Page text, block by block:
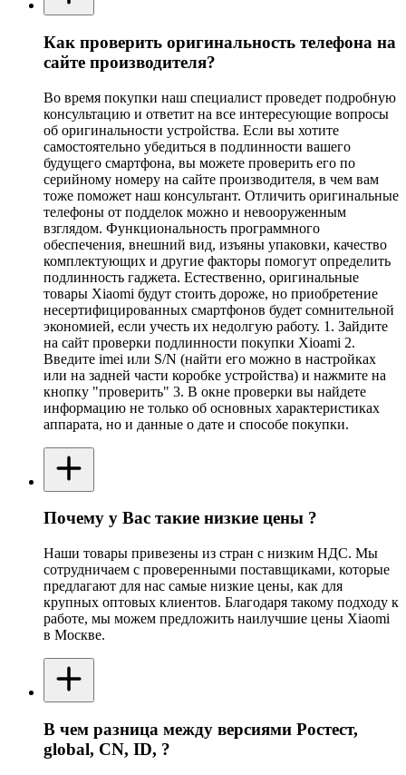
Как проверить оригинальность телефона на
сайте производителя?
Во время покупки наш специалист проведет подробную
консультацию и ответит на все интересующие вопросы
об оригинальности устройства. Если вы хотите
самостоятельно убедиться в подлинности вашего
будущего смартфона, вы можете проверить его по
серийному номеру на сайте производителя, в чем вам
тоже поможет наш консультант. Отличить оригинальные
телефоны от подделок можно и невооруженным
взглядом. Функциональность программного
обеспечения, внешний вид, изъяны упаковки, качество
комплектующих и другие факторы помогут определить
подлинность гаджета. Естественно, оригинальные
товары Xiaomi будут стоить дороже, но приобретение
несертифицированных смартфонов будет сомнительной
экономией, если учесть их недолгую работу. 1. Зайдите
на сайт проверки подлинности покупки Xioami 2.
Введите imei или S/N (найти его можно в настройках
или на задней части коробке устройства) и нажмите на
кнопку "проверить" 3. В окне проверки вы найдете
информацию не только об основных характеристиках
аппарата, но и данные о дате и способе покупки.
Почему у Вас такие низкие цены ?
Наши товары привезены из стран с низким НДС. Мы
сотрудничаем с проверенными поставщиками, которые
предлагают для нас самые низкие цены, как для
крупных оптовых клиентов. Благодаря такому подходу к
работе, мы можем предложить наилучшие цены Xiaomi
в Москве.
В чем разница между версиями Ростест,
global, CN, ID, ?